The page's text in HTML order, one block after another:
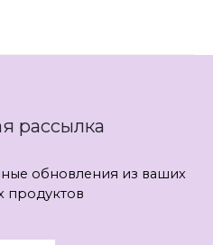
рассылка
обновления из ваших
продуктов